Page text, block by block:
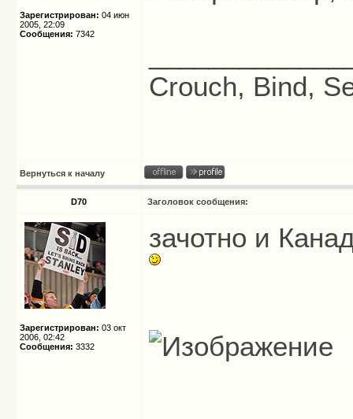
Зарегистрирован: 04 июн
2005, 22:09
Сообщения: 7342
Crouch, Bind,
Вернуться к началу
D70 Заголовок сообщения:
Зарегистрирован: 03 окт
2006, 02:42
Сообщения: 3332
зачотно и